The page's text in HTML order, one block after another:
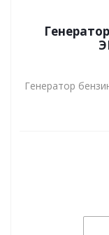
Генератор